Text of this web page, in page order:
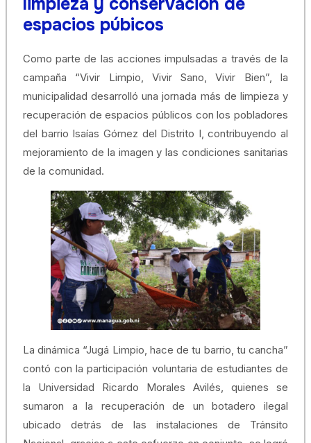
espacios púbicos
Como parte de las acciones impulsadas a través de la
campaña “Vivir Limpio, Vivir Sano, Vivir Bien”, la
municipalidad desarrolló una jornada más de limpieza y
recuperación de espacios públicos con los pobladores
del barrio Isaías Gómez del Distrito I, contribuyendo al
mejoramiento de la imagen y las condiciones sanitarias
de la comunidad.
La dinámica “Jugá Limpio, hace de tu barrio, tu cancha”
contó con la participación voluntaria de estudiantes de
la Universidad Ricardo Morales Avilés, quienes se
sumaron a la recuperación de un botadero ilegal
ubicado detrás de las instalaciones de Tránsito